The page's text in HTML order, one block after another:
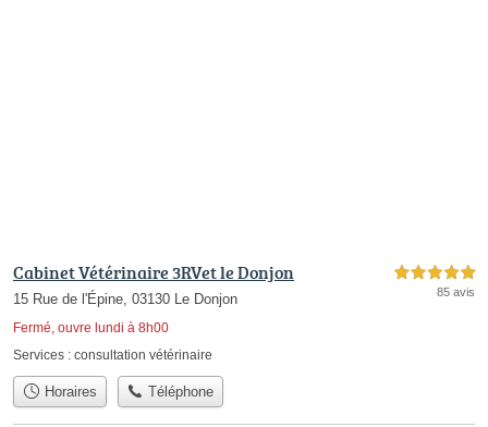
Cabinet Vétérinaire 3RVet le Donjon
15 Rue de l'Épine, 03130 Le Donjon
Fermé, ouvre lundi à 8h00
5,0 étoiles sur 5
85 avis
Services : consultation vétérinaire
Horaires Téléphone